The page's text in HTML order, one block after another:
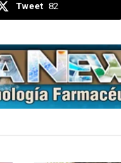
Tweet 82